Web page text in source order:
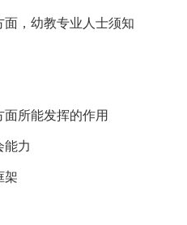
，幼教专业人士须知
所能发挥的作用
能力
架